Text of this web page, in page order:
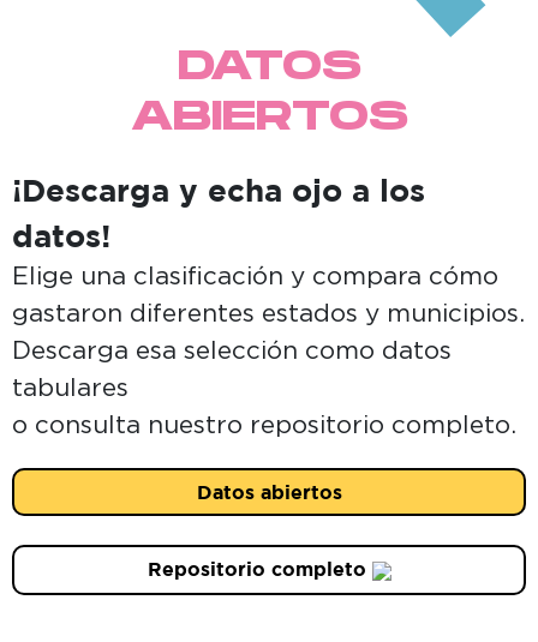
DATOS
ABIERTOS
¡Descarga y echa ojo a los
datos!
Elige una clasificación y compara cómo
gastaron diferentes estados y municipios.
Descarga esa selección como datos
tabulares
o consulta nuestro repositorio completo.
Datos abiertos
Repositorio completo